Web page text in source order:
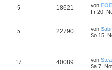
5 18621 von FOE
Fr 20.
5 22790 von
So 15.
17 40089 von
Sa 7.